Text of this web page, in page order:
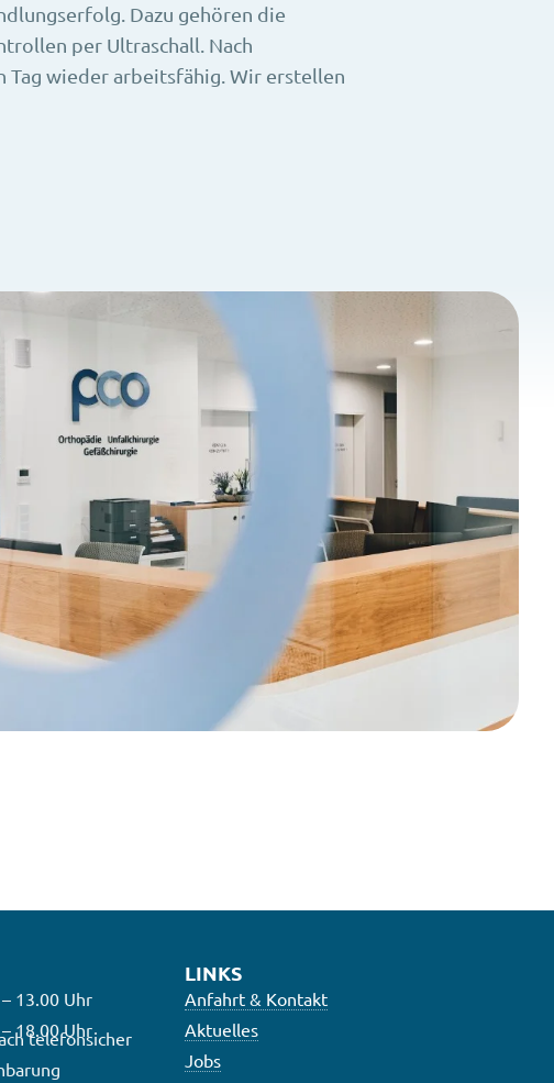
Dazu gehören die
per Ultraschall. Nach
Tag wieder arbeitsfähig. Wir erstellen
13.00 Uhr
18.00 Uhr
telefonsicher
LINKS
Anfahrt & Kontakt
Aktuelles
Jobs